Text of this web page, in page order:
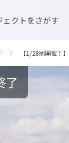
ェクトをさがす
【1/28㈬開催！
了